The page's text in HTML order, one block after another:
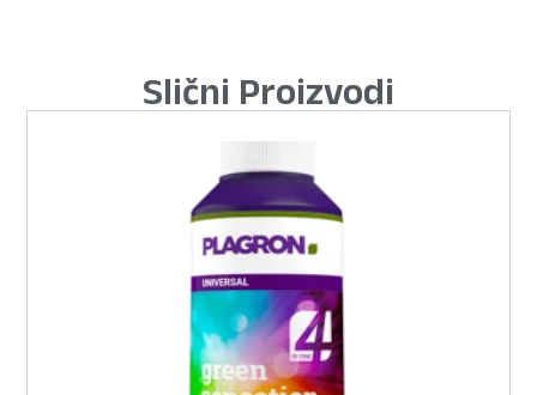
Slični Proizvodi